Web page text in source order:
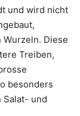
und wird nicht
Diese
Treiben,
besonders
Salat- und